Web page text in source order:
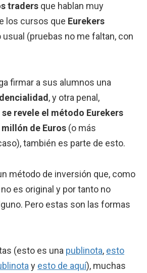
traders que hablan muy
los cursos que Eurekers
(pruebas no me faltan, con
firmar a sus alumnos una
, y otra penal,
revele el método Eurekers
de Euros (o más
también es parte de esto.
método de inversión que, como
es original y por tanto no
Pero estas son las formas
(esto es una publinota, esto
y esto de aquí), muchas